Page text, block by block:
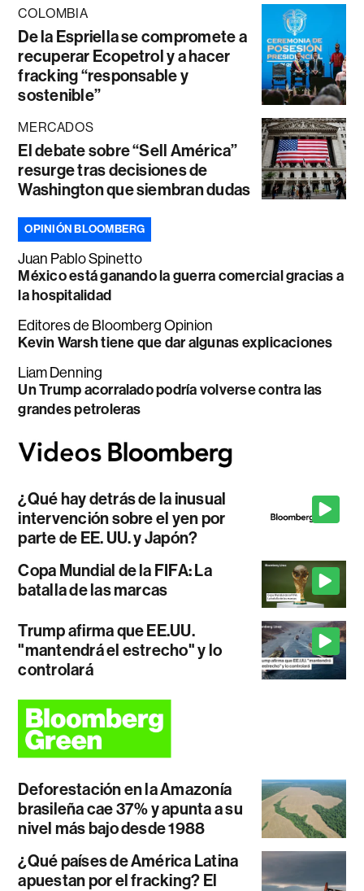
COLOMBIA
De la Espriella se compromete a
recuperar Ecopetrol y a hacer
fracking “responsable y
sostenible”
MERCADOS
El debate sobre “Sell América”
resurge tras decisiones de
Washington que siembran dudas
OPINIÓN BLOOMBERG
Juan Pablo Spinetto
México está ganando la guerra comercial gracias a
la hospitalidad
Editores de Bloomberg Opinion
Kevin Warsh tiene que dar algunas explicaciones
Liam Denning
Un Trump acorralado podría volverse contra las
grandes petroleras
¿Qué hay detrás de la inusual
intervención sobre el yen por
parte de EE. UU. y Japón?
Copa Mundial de la FIFA: La
batalla de las marcas
Trump afirma que EE.UU.
"mantendrá el estrecho" y lo
controlará
Deforestación en la Amazonía
brasileña cae 37% y apunta a su
nivel más bajo desde 1988
¿Qué países de América Latina
apuestan por el fracking? El